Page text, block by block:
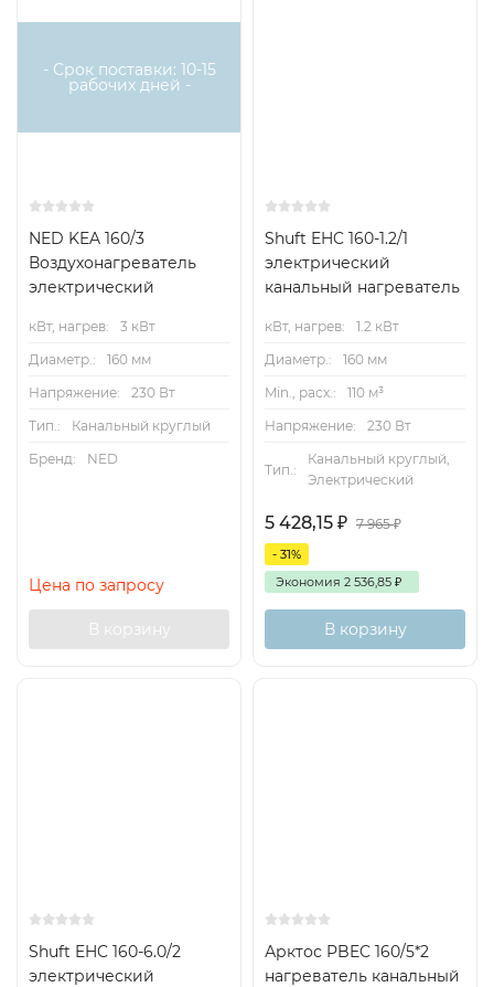
аналог
- Срок поставки: 10-15
рабочих дней -
NED KEA 160/3
Воздухонагреватель
электрический
кВт, нагрев:
3 кВт
Диаметр.:
160 мм
Напряжение:
230 Вт
Тип.:
Канальный круглый
Бренд:
NED
Цена по запросу
В корзину
Shuft EHC 160-1.2/1
электрический
канальный нагреватель
кВт, нагрев:
1.2 кВт
Диаметр.:
160 мм
Min., расх.:
110 м³
Напряжение:
230 Вт
Тип.:
Канальный круглый,
Электрический
5 428,15 ₽ 7 965₽
- 31%
Экономия 2 536,85 ₽
В корзину
Shuft EHC 160-6.0/2
электрический
Арктос PBEC 160/5*2
нагреватель канальный